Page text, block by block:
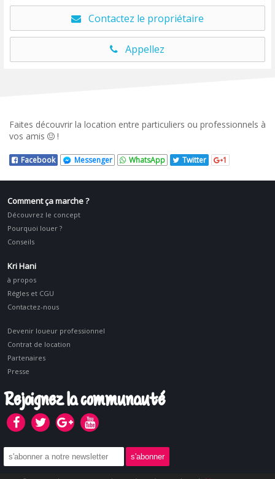
Contactez le propriétaire
Appellez
Faites découvrir la location entre particuliers ou professionnels à
vos amis
!
Facebook Messenger WhatsApp Twitter 1
Comment ça marche ?
Découvrez le concept
Pourquoi louer ?
Conseils
Kri Hani
à propos
Régles et CGU
Contactez-nous
Devenir loueur professionnel
Contrat de location
Partenaires
Presse
Rejoignez la communauté